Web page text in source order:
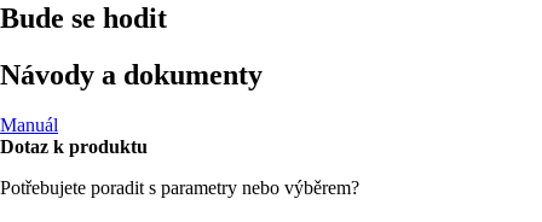
Bude se hodit
Návody a dokumenty
Manuál
Dotaz k produktu
Potřebujete poradit s parametry nebo výběrem?